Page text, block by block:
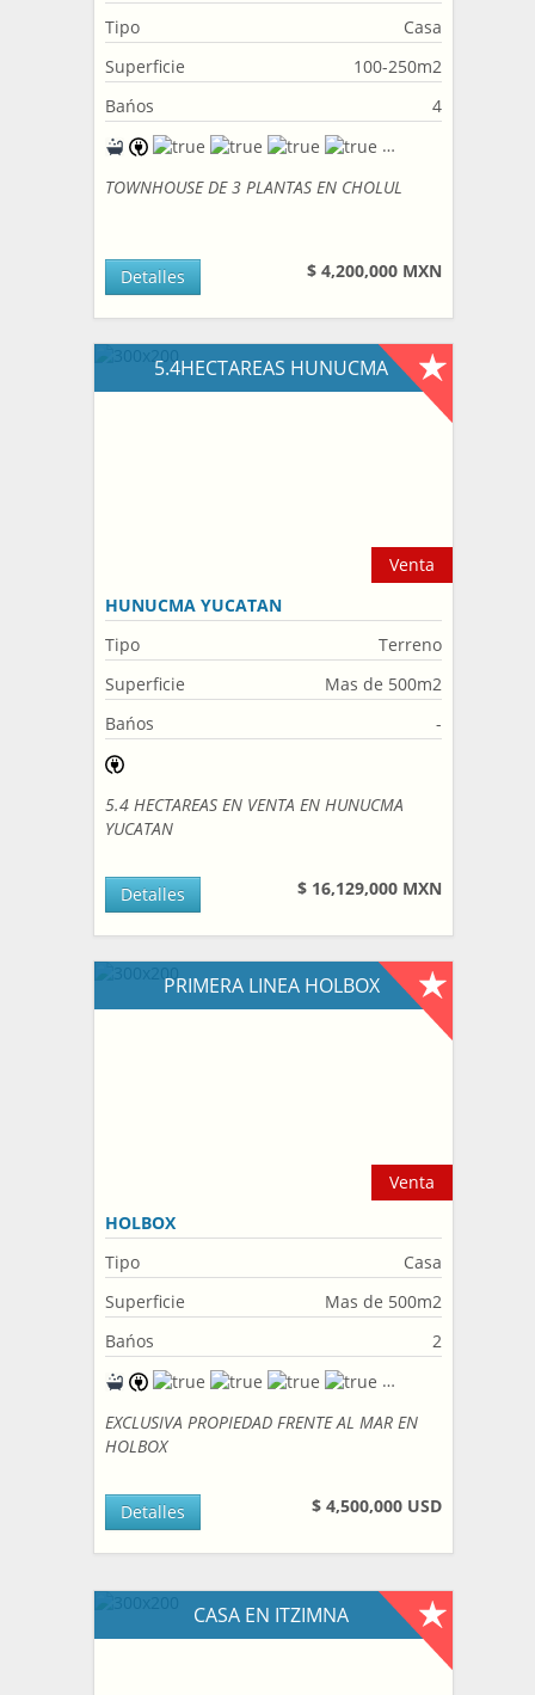
Tipo
Casa
Superficie
100-250m2
Bańos
4
TOWNHOUSE DE 3 PLANTAS EN CHOLUL
$ 4,200,000 MXN
Detalles
5.4HECTAREAS HUNUCMA
Venta
HUNUCMA YUCATAN
Tipo
Terreno
Superficie
Mas de 500m2
Bańos
-
5.4 HECTAREAS EN VENTA EN HUNUCMA
YUCATAN
$ 16,129,000 MXN
Detalles
PRIMERA LINEA HOLBOX
Venta
HOLBOX
Tipo
Casa
Superficie
Mas de 500m2
Bańos
2
EXCLUSIVA PROPIEDAD FRENTE AL MAR EN
HOLBOX
$ 4,500,000 USD
Detalles
CASA EN ITZIMNA